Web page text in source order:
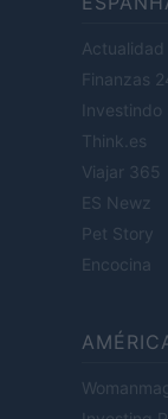
Actualidad
Finanzas
Investindo
Think.es
Viajar 365
ES Newz
Pet Story
Encocina